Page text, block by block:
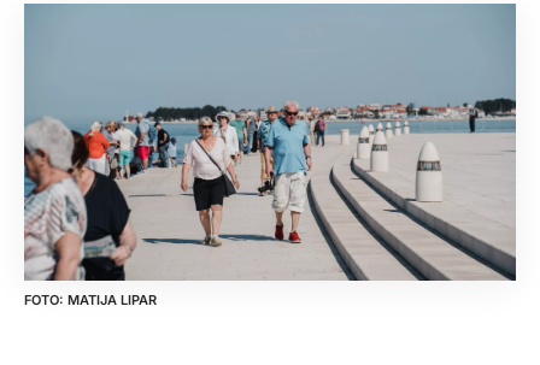
MATIJA LIPAR